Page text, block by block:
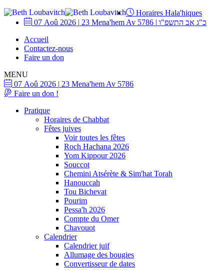
Horaires Hala'hiques
07 Aoû 2026 | 23 Mena'hem Av 5786 | כ"ג אב התשפ"ו
Accueil
Contactez-nous
Faire un don
MENU
07 Aoû 2026 | 23 Mena'hem Av 5786
Faire un don !
Pratique
Horaires de Chabbat
Fêtes juives
Voir toutes les fêtes
Roch Hachana 2026
Yom Kippour 2026
Souccot
Chemini Atsérète & Sim'hat Torah
Hanouccah
Tou Bichevat
Pourim
Pessa'h 2026
Compte du Omer
Chavouot
Calendrier
Calendrier juif
Allumage des bougies
Convertisseur de dates